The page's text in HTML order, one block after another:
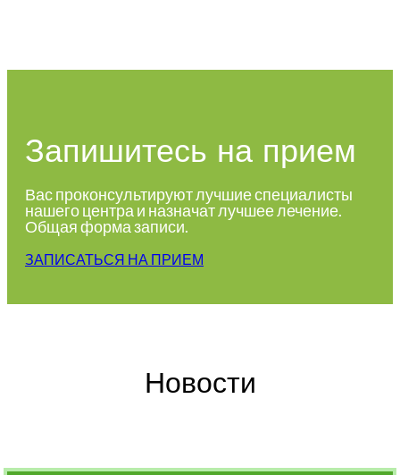
Запишитесь на прием
Вас проконсультируют лучшие специалисты
нашего центра и назначат лучшее лечение.
Общая форма записи.
ЗАПИСАТЬСЯ НА ПРИЕМ
Новости